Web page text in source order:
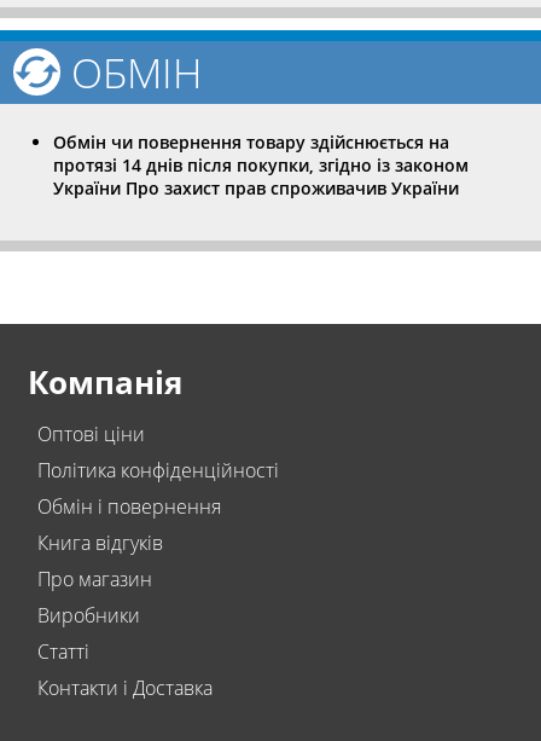
ОБМІН
Обмін чи повернення товару здійснюється на
протязі 14 днів після покупки, згідно із законом
України Про захист прав спроживачив України
Компанія
Оптові ціни
Політика конфіденційності
Обмін і повернення
Книга відгуків
Про магазин
Виробники
Статті
Контакти і Доставка